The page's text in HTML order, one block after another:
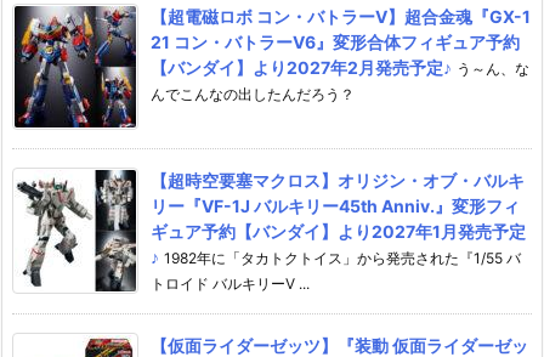
【超電磁ロボ コン・バトラーV】超合金魂『GX-1
21 コン・バトラーV6』変形合体フィギュア予約
【バンダイ】より2027年2月発売予定♪ う～ん、な
んでこんなの出したんだろう？
【超時空要塞マクロス】オリジン・オブ・バルキ
リー『VF-1J バルキリー45th Anniv.』変形フィ
ギュア予約【バンダイ】より2027年1月発売予定
♪ 1982年に「タカトクトイス」から発売された『1/55 バ
トロイド バルキリーV ...
【仮面ライダーゼッツ】『装動 仮面ライダーゼッ